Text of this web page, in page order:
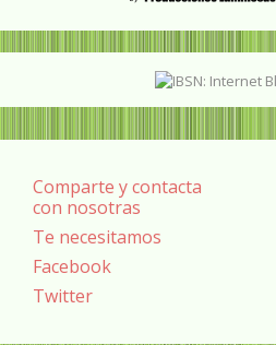
Comparte y contacta
con nosotras
Te necesitamos
Facebook
Twitter